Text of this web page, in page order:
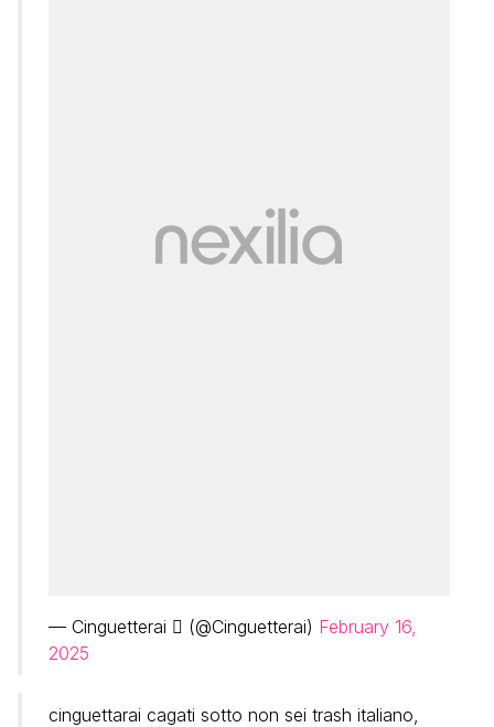
— Cinguetterai  (@Cinguetterai) February 16,
2025
cinguettarai cagati sotto non sei trash italiano,